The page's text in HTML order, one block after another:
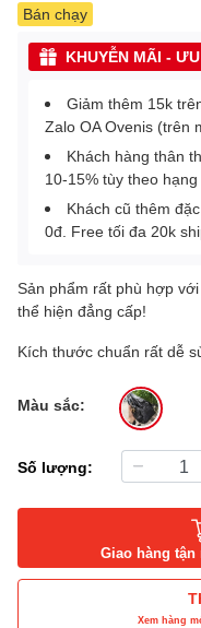
Bán chạy
KHUYỄN MÃI -
Giảm thêm 15k
Zalo OA Ovenis (trên
Khách hàng thân
10-15% tùy theo
Khách cũ thêm
0đ. Free tối đa 20k
Sản phẩm rất phù hợp
thể hiện đẳng cấp!
Kích thước chuẩn rất dễ
Màu sắc:
Số lượng:
Giao hàng
Xem hàng